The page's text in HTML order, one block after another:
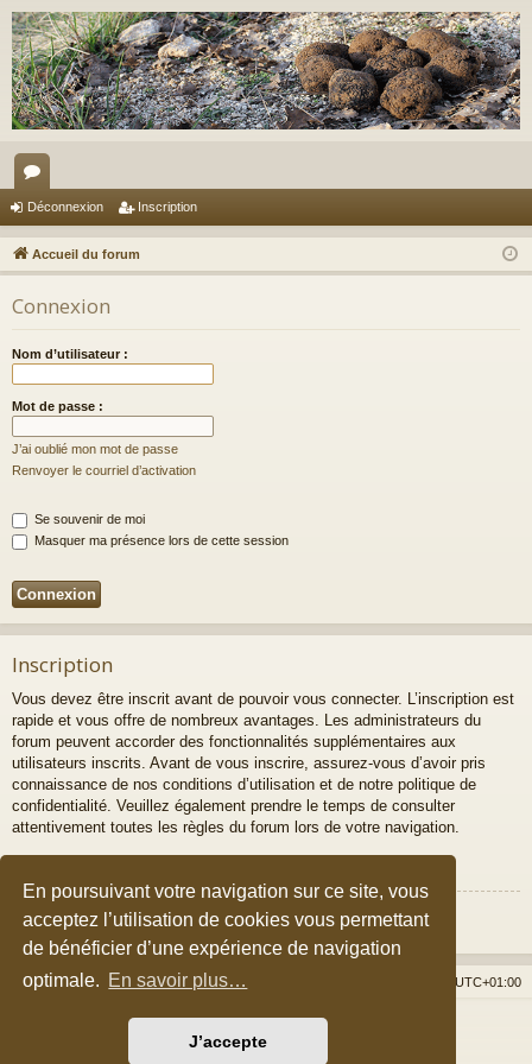
En poursuivant votre navigation sur ce site, vous
acceptez l’utilisation de cookies vous permettant
de bénéficier d’une expérience de navigation
optimale. En savoir plus…
J’accepte
or
u
m
s
Déconnexion Inscription
Accueil du forum
Connexion
Nom d’utilisateur :
Mot de passe :
J’ai oublié mon mot de passe
Renvoyer le courriel d’activation
Se souvenir de moi
Masquer ma présence lors de cette session
Inscription
Vous devez être inscrit avant de pouvoir vous connecter. L’inscription est
rapide et vous offre de nombreux avantages. Les administrateurs du
forum peuvent accorder des fonctionnalités supplémentaires aux
utilisateurs inscrits. Avant de vous inscrire, assurez-vous d’avoir pris
connaissance de nos conditions d’utilisation et de notre politique de
confidentialité. Veuillez également prendre le temps de consulter
attentivement toutes les règles du forum lors de votre navigation.
Inscription
Accueil du forum UTC+01:00
Nous contacter
Développé parphpBB® Forum Software © phpBB Limited
Style parArty